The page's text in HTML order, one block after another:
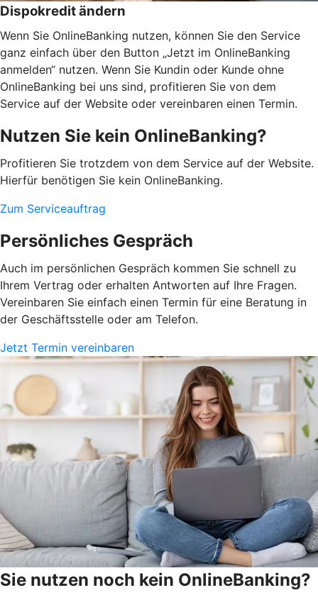
Dispokredit ändern
Wenn Sie OnlineBanking nutzen, können Sie den Service
ganz einfach über den Button „Jetzt im OnlineBanking
anmelden“ nutzen. Wenn Sie Kundin oder Kunde ohne
OnlineBanking bei uns sind, profitieren Sie von dem
Service auf der Website oder vereinbaren einen Termin.
Nutzen Sie kein OnlineBanking?
Profitieren Sie trotzdem von dem Service auf der Website.
Hierfür benötigen Sie kein OnlineBanking.
Zum Serviceauftrag
Persönliches Gespräch
Auch im persönlichen Gespräch kommen Sie schnell zu
Ihrem Vertrag oder erhalten Antworten auf Ihre Fragen.
Vereinbaren Sie einfach einen Termin für eine Beratung in
der Geschäftsstelle oder am Telefon.
Jetzt Termin vereinbaren
Sie nutzen noch kein OnlineBanking?